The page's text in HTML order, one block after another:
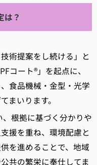
は？
術提案をし続ける」と
コート®」を起点に、
食品機械・金型・光学
まいります。
根拠に基づく分かりや
援を重ね、環境配慮と
を進めることで、地域
共の繁栄に奉仕してま